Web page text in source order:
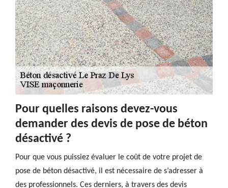
Pour quelles raisons devez-vous
demander des devis de pose de béton
désactivé ?
Pour que vous puissiez évaluer le coût de votre projet de
pose de béton désactivé, il est nécessaire de s’adresser à
des professionnels. Ces derniers, à travers des devis